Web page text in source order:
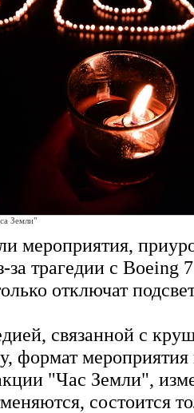
Земли"
мероприятия,
трагедии с Boeing
отключат
связанной с
формат
"Час Земли",
состоится